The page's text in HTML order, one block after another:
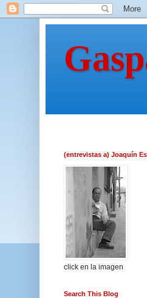
(entrevistas a) Joaquín
click en la imagen
Search This Blog